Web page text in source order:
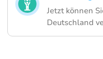
Jetzt können
Deutschland